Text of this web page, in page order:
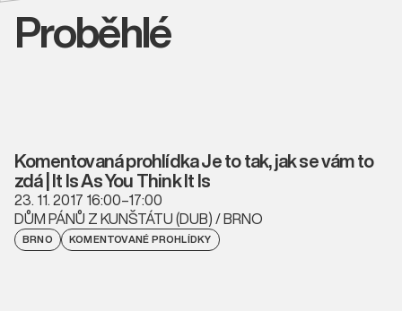
Proběhlé
Komentovaná prohlídka Je to tak, jak se vám to
zdá | It Is As You Think It Is
23. 11. 2017 16:00–17:00
DŮM PÁNŮ Z KUNŠTÁTU (DUB) / BRNO
BRNO KOMENTOVANÉ PROHLÍDKY